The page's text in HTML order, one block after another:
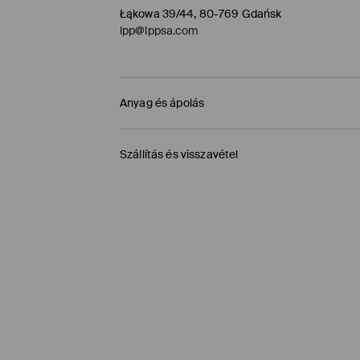
Łąkowa 39/44, 80-769 Gdańsk
lpp@lppsa.com
Anyag és ápolás
ELSŐ SZÖVET :
70% POLIÉSZTER, 30% POLIAMID
ELSŐ BÉLÉS 100% POLIÉSZTER
Szállítás és visszavétel